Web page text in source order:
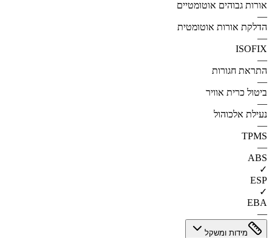
אורות גבוהים אוטומטיים
—
הדלקת אורות אוטומטית
—
ISOFIX
—
התראת חגורות
—
ביטול כרית אוויר
—
נעילת אלכוהול
—
TPMS
—
ABS
✓
ESP
✓
EBA
—
מידות ומשקל